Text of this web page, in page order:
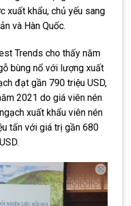
xuất khẩu, chủ yếu sang
và Hàn Quốc.
Trends cho thấy năm
bùng nổ với lượng xuất
đạt gần 790 triệu USD,
2021 do giá viên nén
xuất khẩu viên nén
tấn với giá trị gần 680